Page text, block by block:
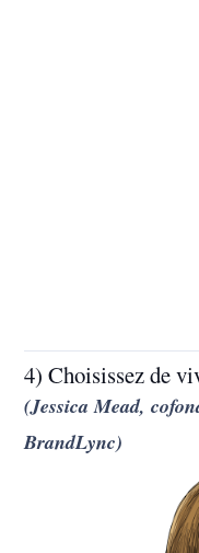
4) Choisissez de
(Jessica Mead,
BrandLync)